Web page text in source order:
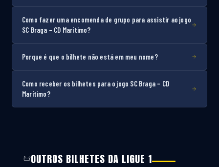
Como fazer uma encomenda de grupo para assistir ao jogo
SC Braga – CD Marítimo?
Porque é que o bilhete não está em meu nome?
Como receber os bilhetes para o jogo SC Braga – CD
Marítimo?
OUTROS BILHETES DA LIGUE 1